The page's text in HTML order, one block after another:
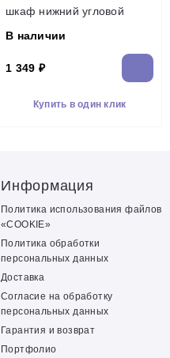
шкаф нижний угловой
В наличии
1 349 ₽
Купить в один клик
Информация
Политика использования файлов
«COOKIE»
Политика обработки
персональных данных
Доставка
Согласие на обработку
персональных данных
Гарантия и возврат
Портфолио